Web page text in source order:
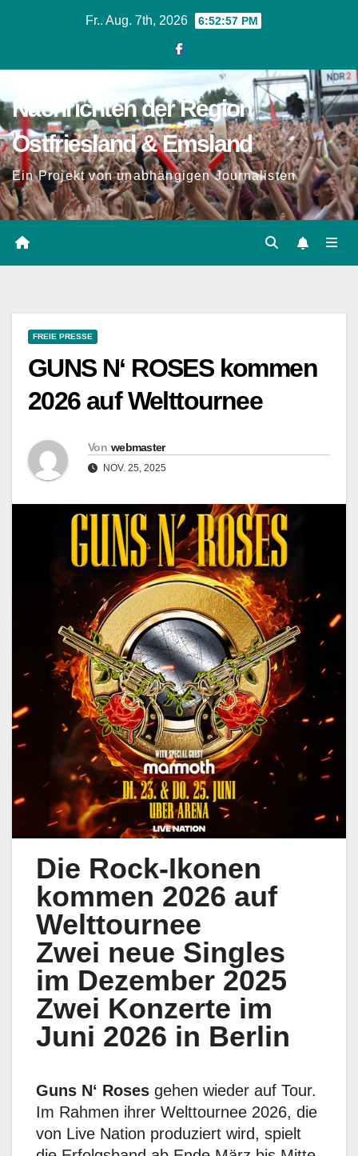
Fr.. Aug. 7th, 2026 6:52:58 PM
Nachrichten der Region
Ostfriesland & Emsland
Ein Projekt von unabhängigen Journalisten
FREIE PRESSE
GUNS N‘ ROSES kommen
2026 auf Welttournee
Von webmaster
NOV. 25, 2025
Die Rock-Ikonen
kommen 2026 auf
Welttournee
Zwei neue Singles
im Dezember 2025
Zwei Konzerte im
Juni 2026 in Berlin
Guns N‘ Roses gehen wieder auf Tour.
Im Rahmen ihrer Welttournee 2026, die
von Live Nation produziert wird, spielt